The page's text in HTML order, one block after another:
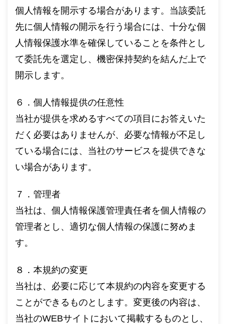
個人情報を開示する場合があります。当該委託
先に個人情報の開示を行う場合には、十分な個
人情報保護水準を確保していることを条件とし
て委託先を選定し、機密保持契約を結んだ上で
開示します。
６．個人情報提供の任意性
当社が提供を求めるすべての項目にお答えいた
だく必要はありませんが、必要な情報が不足し
ている場合には、当社のサービスを提供できな
い場合があります。
７．管理者
当社は、個人情報保護管理責任者を個人情報の
管理者とし、適切な個人情報の保護に努めま
す。
８．本規約の変更
当社は、必要に応じて本規約の内容を変更する
ことができるものとします。変更後の内容は、
当社のWEBサイトにおいて掲載するものとし、